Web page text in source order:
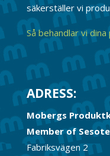
säkerställer vi
Så behandlar vi
ADRESS:
Mobergs
Member of
Fabriksvägen 2